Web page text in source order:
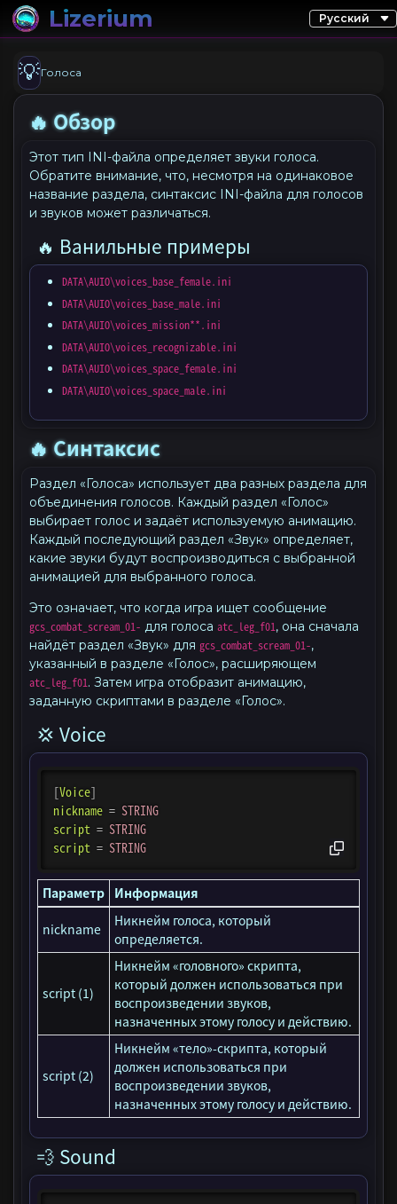
Lizerium
💡Голоса
🔥 Обзор
Этот тип INI-файла определяет звуки голоса.
Обратите внимание, что, несмотря на одинаковое
название раздела, синтаксис INI-файла для голосов
и звуков может различаться.
🔥 Ванильные примеры
DATA\AUIO\voices_base_female.ini
DATA\AUIO\voices_base_male.ini
DATA\AUIO\voices_mission**.ini
DATA\AUIO\voices_recognizable.ini
DATA\AUIO\voices_space_female.ini
DATA\AUIO\voices_space_male.ini
🔥 Синтаксис
Раздел «Голоса» использует два разных раздела для
объединения голосов. Каждый раздел «Голос»
выбирает голос и задаёт используемую анимацию.
Каждый последующий раздел «Звук» определяет,
какие звуки будут воспроизводиться с выбранной
анимацией для выбранного голоса.
Это означает, что когда игра ищет сообщение
gcs_combat_scream_01- для голоса atc_leg_f01, она сначала
найдёт раздел «Звук» для gcs_combat_scream_01-,
указанный в разделе «Голос», расширяющем
atc_leg_f01. Затем игра отобразит анимацию,
заданную скриптами в разделе «Голос».
💢 Voice
[Voice]
nickname = STRING
script = STRING
script = STRING
Параметр Информация
nickname
Никнейм голоса, который
определяется.
script (1)
Никнейм «головного» скрипта,
который должен использоваться при
воспроизведении звуков,
назначенных этому голосу и действию.
script (2)
Никнейм «тело»-скрипта, который
должен использоваться при
воспроизведении звуков,
назначенных этому голосу и действию.
💨 Sound